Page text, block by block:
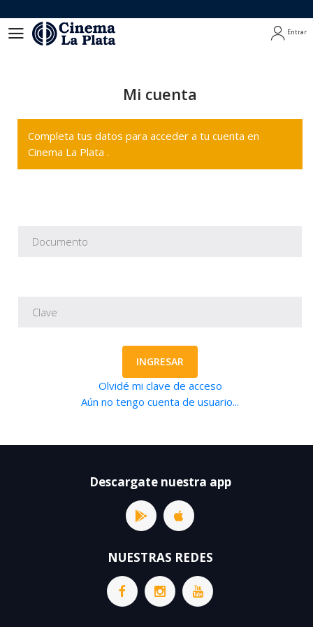
Entrar
Mi cuenta
Completa tus datos para acceder a tu cuenta en
Cinema La Plata .
INGRESAR
Olvidé mi clave de acceso
Aún no tengo cuenta de usuario...
Descargate nuestra app
NUESTRAS REDES